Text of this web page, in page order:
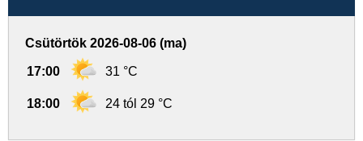
Csütörtök 2026-08-06 (ma)
17:00 31 °C
18:00 24 tól 29 °C